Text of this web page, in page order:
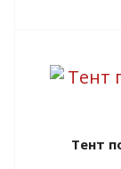
Тент